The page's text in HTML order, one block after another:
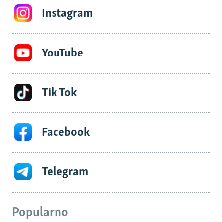
Instagram
YouTube
Tik Tok
Facebook
Telegram
Popularno